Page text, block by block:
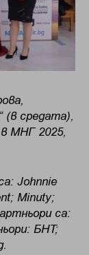
(в средата),
МНГ 2025,
Johnnie
Minuty;
са:
БНТ;